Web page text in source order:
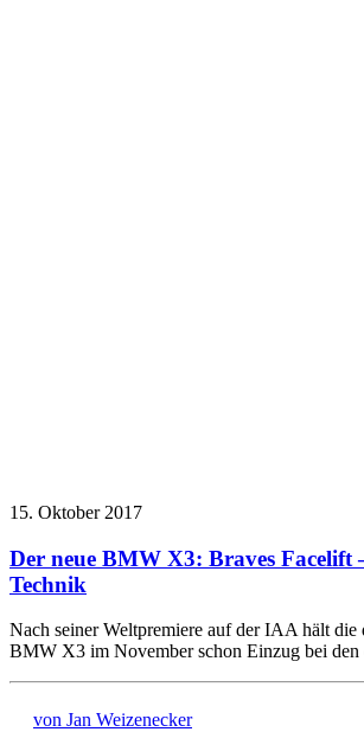
15. Oktober 2017
Der neue BMW X3: Braves Facelift
Technik
Nach seiner Weltpremiere auf der IAA hält die
BMW X3 im November schon Einzug bei
von Jan Weizenecker